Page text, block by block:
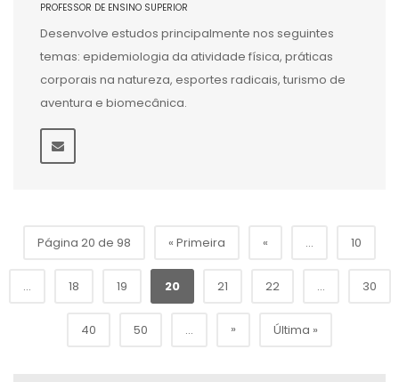
PROFESSOR DE ENSINO SUPERIOR
Desenvolve estudos principalmente nos seguintes
temas: epidemiologia da atividade física, práticas
corporais na natureza, esportes radicais, turismo de
aventura e biomecânica.
Página 20 de 98 « Primeira « ... 10
... 18 19 20 21 22 ... 30
40 50 ... » Última »